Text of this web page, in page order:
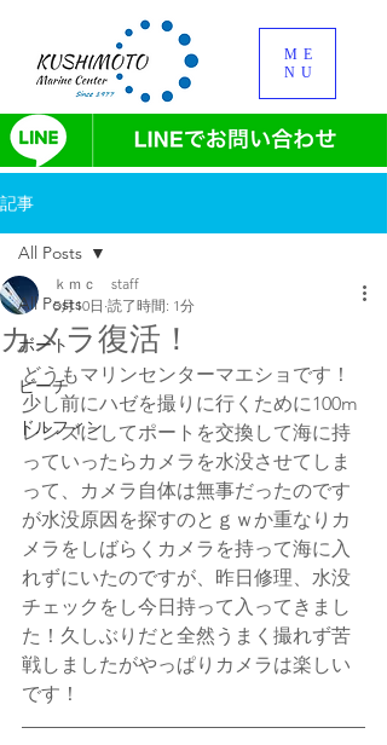
ME
NU
記事
All Posts
ボート
ビーチ
ドルフィン
All Posts
カメラ復活！
ｋｍｃ staff
5月10日 読了時間: 1分
どうもマリンセンターマエショです！
少し前にハゼを撮りに行くために100m
レンズにしてポートを交換して海に持
っていったらカメラを水没させてしま
って、カメラ自体は無事だったのです
が水没原因を探すのとｇｗか重なりカ
メラをしばらくカメラを持って海に入
れずにいたのですが、昨日修理、水没
チェックをし今日持って入ってきまし
た！久しぶりだと全然うまく撮れず苦
戦しましたがやっぱりカメラは楽しい
です！